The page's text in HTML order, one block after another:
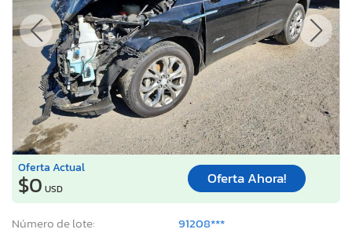
Oferta Actual
$0 USD
Oferta Ahora!
Número de lote:
91208***